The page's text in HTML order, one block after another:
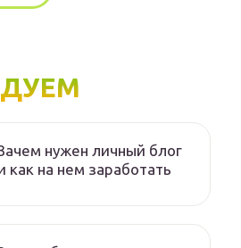
нужен личный блог
как на нем заработать